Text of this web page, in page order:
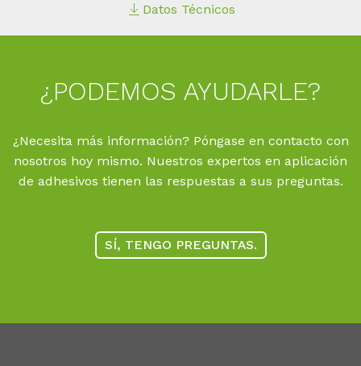
Datos Técnicos
¿PO­DE­MOS AYU­DAR­LE?
¿Necesita más información? Póngase en contacto con
nosotros hoy mismo. Nuestros expertos en aplicación
de adhesivos tienen las respuestas a sus preguntas.
SÍ, TENGO PREGUNTAS.